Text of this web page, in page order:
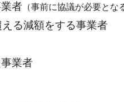
者 （事前に協議が必要とな
る減額をする事業者
業者